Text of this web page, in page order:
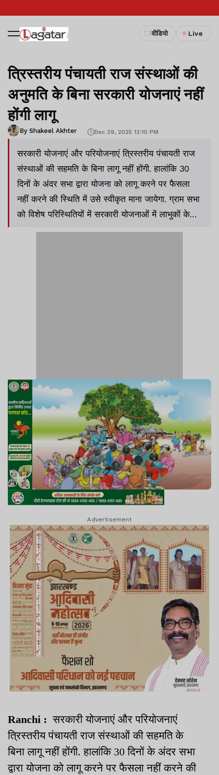
वीडियो Live
त्रिस्तरीय पंचायती राज संस्थाओं की
अनुमति के बिना सरकारी योजनाएं नहीं
होंगी लागू
By Shakeel Akhter Dec 29, 2025 12:10 PM
सरकारी योजनाएं और परियोजनाएं त्रिस्तरीय पंचायती राज
संस्थाओं की सहमति के बिना लागू नहीं होंगी. हालांकि 30
दिनों के अंदर सभा द्वारा योजना को लागू करने पर फैसला
नहीं करने की स्थिति में उसे स्वीकृत माना जायेगा. ग्राम सभा
को विशेष परिस्थितियों में सरकारी योजनाओं में लाभुकों के
Advertisement
Ranchi : सरकारी योजनाएं और परियोजनाएं
त्रिस्तरीय पंचायती राज संस्थाओं की सहमति के
बिना लागू नहीं होंगी. हालांकि 30 दिनों के अंदर सभा
द्वारा योजना को लागू करने पर फैसला नहीं करने की